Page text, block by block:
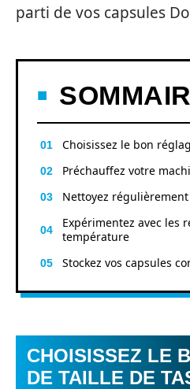
parti de vos capsules
Choisissez le bon
Préchauffez votre
Nettoyez
Expérimentez avec les
température
Stockez vos capsules
CHOISISSEZ LE
DE TAILLE DE